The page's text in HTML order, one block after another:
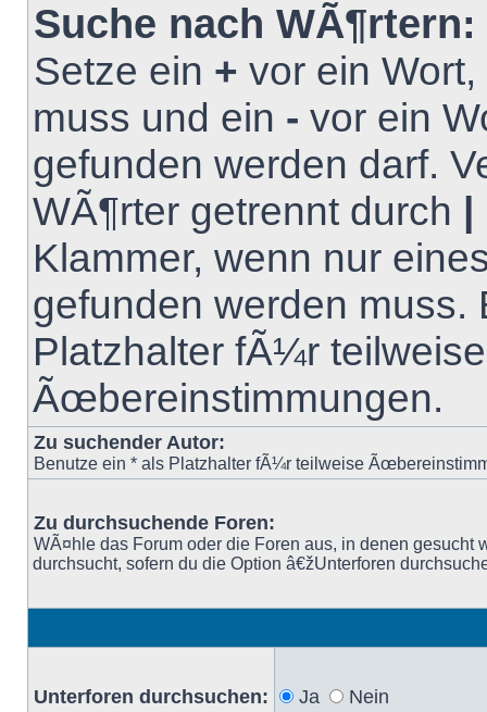
Suche nach WÃ¶rtern:
Setze ein + vor ein
muss und ein - vor ein
gefunden werden darf.
WÃ¶rter getrennt durch |
Klammer, wenn nur
gefunden werden muss.
Platzhalter fÃ¼r teilweise
Ãœbereinstimmungen.
Zu suchender Autor:
Benutze ein * als Platzhalter fÃ¼r teilweise
Zu durchsuchende Foren:
WÃ¤hle das Forum oder die Foren aus, in denen gesucht
durchsucht, sofern du die Option â€žUnterforen
Unterforen durchsuchen: Ja Nein